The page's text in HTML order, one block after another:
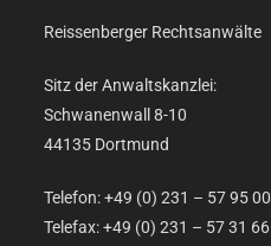
Reissenberger Rechtsanwälte
Sitz der Anwaltskanzlei:
Schwanenwall 8-10
44135 Dortmund
Telefon: +49 (0) 231 – 57 95 00
Telefax: +49 (0) 231 – 57 31 66